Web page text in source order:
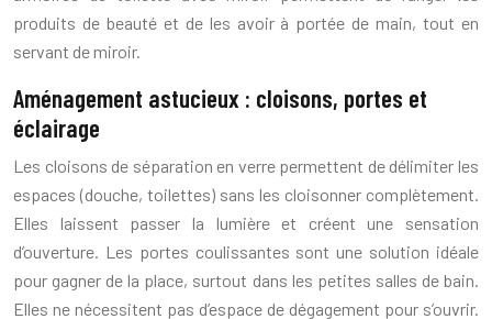
produits de beauté et de les avoir à portée de main, tout en
servant de miroir.
Aménagement astucieux : cloisons, portes et
éclairage
Les cloisons de séparation en verre permettent de délimiter les
espaces (douche, toilettes) sans les cloisonner complètement.
Elles laissent passer la lumière et créent une sensation
d’ouverture. Les portes coulissantes sont une solution idéale
pour gagner de la place, surtout dans les petites salles de bain.
Elles ne nécessitent pas d’espace de dégagement pour s’ouvrir.